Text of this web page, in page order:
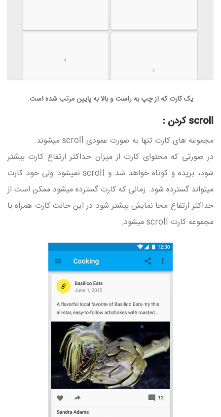
یک کارت که از چپ به راست و بالا به پایین مرتب شده است.
scroll کردن :
مجموعه های کارت تنها به صورت عمودی scroll میشوند.
در صورتی که محتوای کارت از میزان حداکثر ارتفاع کارت بیشتر
شود، بریده و کوتاه خواهد شد و scroll نمیشود ولی خود کارت
میتواند گسترده شود. زمانی که کارت گسترده میشود ممکن است از
حداکثر ارتفاع محا نمایش بیشتر شود در این حالت کارت همراه با
مجموعه کارت scroll میشود.